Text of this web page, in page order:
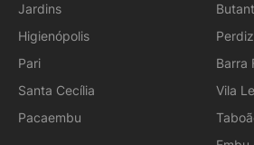
Jardins
Higienópolis
Pari
Santa Cecília
Pacaembu
Barra
Vila